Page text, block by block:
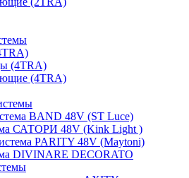
(4TRA)
(4TRA)
BAND 48V (ST Luce)
САТОРИ 48V (Kink Light )
PARITY 48V (Maytoni)
DIVINARE DECORATO